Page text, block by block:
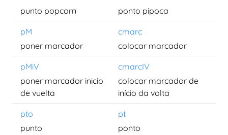
punto popcorn
ponto pipoca
pM
cmarc
poner marcador
colocar marcador
pMiV
cmarcIV
poner marcador inicio
de vuelta
colocar marcador de
início da volta
pto
pt
punto
ponto